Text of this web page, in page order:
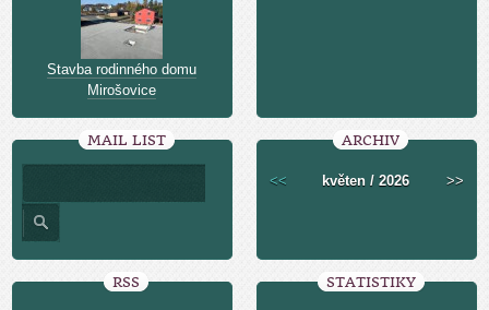
Stavba rodinného domu
Mirošovice
MAIL LIST ARCHIV
<< květen / 2026 >>
RSS STATISTIKY